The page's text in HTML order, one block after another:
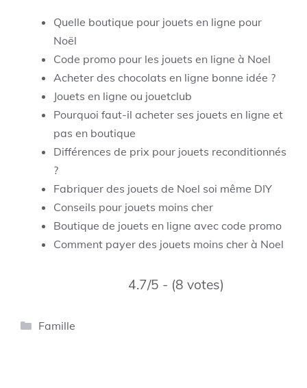
Quelle boutique pour jouets en ligne pour
Noël
Code promo pour les jouets en ligne à Noel
Acheter des chocolats en ligne bonne idée ?
Jouets en ligne ou jouetclub
Pourquoi faut-il acheter ses jouets en ligne et
pas en boutique
Différences de prix pour jouets reconditionnés
?
Fabriquer des jouets de Noel soi même DIY
Conseils pour jouets moins cher
Boutique de jouets en ligne avec code promo
Comment payer des jouets moins cher à Noel
4.7/5 - (8 votes)
Catégories
Famille